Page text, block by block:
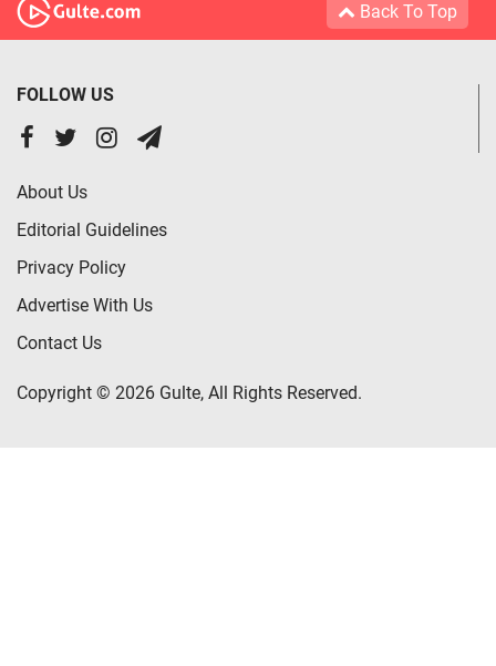
Back To Top
FOLLOW US
About Us
Editorial Guidelines
Privacy Policy
Advertise With Us
Contact Us
Copyright © 2026 Gulte, All Rights Reserved.